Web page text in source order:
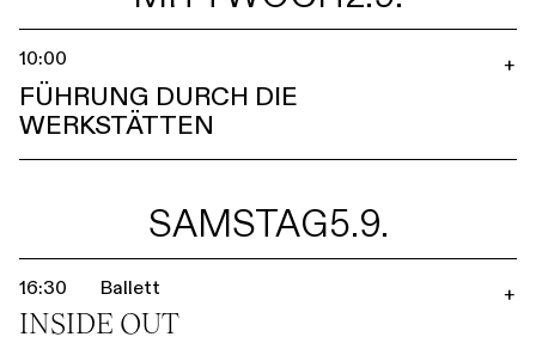
10:00
FÜHRUNG DURCH DIE
WERKSTÄTTEN
+
SAMSTAG5.9.
16:30 Ballett
INSIDE OUT
+